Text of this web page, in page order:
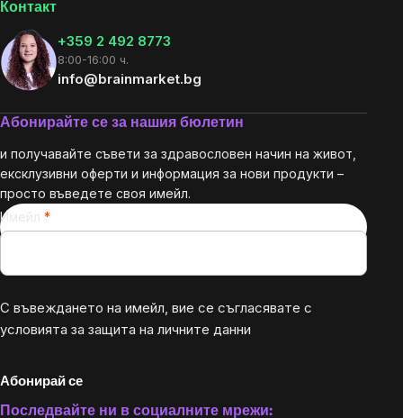
Контакт
+359 2 492 8773
8:00-16:00 ч.
info@brainmarket.bg
Абонирайте се за нашия бюлетин
и получавайте съвети за здравословен начин на живот,
ексклузивни оферти и информация за нови продукти –
просто въведете своя имейл.
Имейл
С въвеждането на имейл, вие се съгласявате с
условията за защита на личните данни
Абонирай се
Последвайте ни в социалните мрежи: